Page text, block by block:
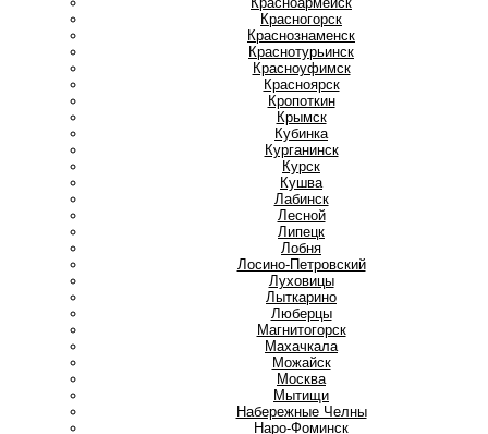
Красногорск
Краснознаменск
Краснотурьинск
Красноуфимск
Красноярск
Кропоткин
Крымск
Кубинка
Курганинск
Курск
Кушва
Лабинск
Лесной
Липецк
Лобня
Лосино-Петровский
Луховицы
Лыткарино
Люберцы
Магнитогорск
Махачкала
Можайск
Москва
Мытищи
Набережные Челны
Наро-Фоминск